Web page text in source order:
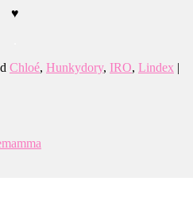
♥
Chloé, Hunkydory, IRO, Lindex |